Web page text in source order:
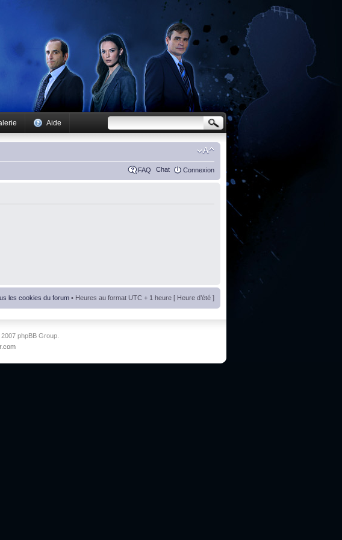
Aide
FAQ Chat Connexion
les cookies du forum • Heures au format UTC + 1 heure [ Heure d’été ]
phpBB Group.